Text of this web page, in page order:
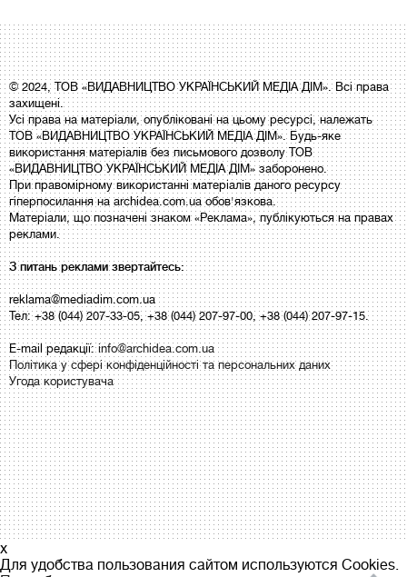
© 2024, ТОВ «ВИДАВНИЦТВО УКРАЇНСЬКИЙ МЕДІА ДІМ». Всі права
захищені.
Усі права на матеріали, опубліковані на цьому ресурсі, належать
ТОВ «ВИДАВНИЦТВО УКРАЇНСЬКИЙ МЕДІА ДІМ». Будь-яке
використання матеріалів без письмового дозволу ТОВ
«ВИДАВНИЦТВО УКРАЇНСЬКИЙ МЕДІА ДІМ» заборонено.
При правомірному використанні матеріалів даного ресурсу
гіперпосилання на archidea.com.ua обов'язкова.
Матеріали, що позначені знаком «Реклама», публікуються на правах
реклами.
З питань реклами звертайтесь:
reklama@mediadim.com.ua
Тел: +38 (044) 207-33-05, +38 (044) 207-97-00, +38 (044) 207-97-15.
E-mail редакції:info@archidea.com.ua
Політика у сфері конфіденційності та персональних даних
Угода користувача
x
Для удобства пользования сайтом используются Cookies.